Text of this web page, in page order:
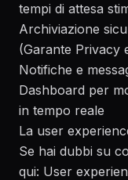
tempi di attesa
Archiviazione
(Garante Privacy
Notifiche e
Dashboard per
in tempo reale
La user
Se hai dubbi su
qui: User